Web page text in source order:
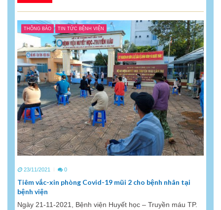
THÔNG BÁO TIN TỨC BỆNH VIỆN
23/11/2021 0
Tiêm vắc-xin phòng Covid-19 mũi 2 cho bệnh nhân tại
bệnh viện
Ngày 21-11-2021, Bệnh viện Huyết học – Truyền máu TP.